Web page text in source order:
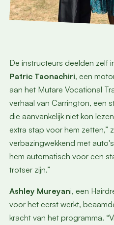
De instructeurs deelden zelf
Patric Taonachiri, een
aan het Mutare Vocational
verhaal van Carrington, een
die aanvankelijk niet kon
extra stap voor hem zetten,”
verbazingwekkend met
hem automatisch voor een
trotser zijn.”
Ashley Mureyani, een
voor het eerst werkt,
kracht van het programma.